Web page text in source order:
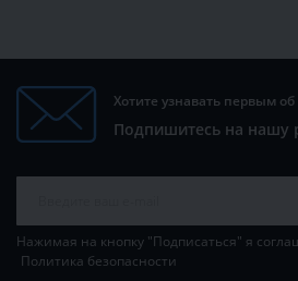
Хотите узнавать первым
Подпишитесь на нашу
Нажимая на кнопку "Подписаться" я
Политика безопасности